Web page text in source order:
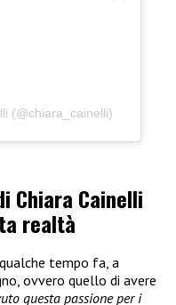
(@chiara_cainelli)
Chiara Cainelli
realtà
tempo fa, a
ovvero quello di avere
questa passione per i